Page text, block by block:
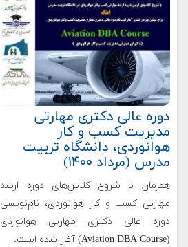
دوره عالی دکتری مهارتی
مدیریت کسب و کار
هوانوردی، دانشگاه تربیت
مدرس (مرداد ۱۴۰۰)
همزمان با شروع کلاس‌های دوره ارشد
مهارتی کسب و کار هوانوردی، نام‌نویسی
دوره عالی دکتری مهارتی هوانوردی
(Aviation DBA Course) آغاز شده است.